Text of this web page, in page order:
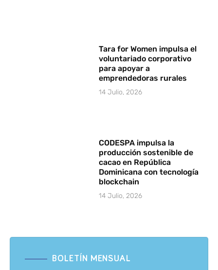
Tara for Women impulsa el
voluntariado corporativo
para apoyar a
emprendedoras rurales
14 Julio, 2026
CODESPA impulsa la
producción sostenible de
cacao en República
Dominicana con tecnología
blockchain
14 Julio, 2026
BOLETÍN MENSUAL